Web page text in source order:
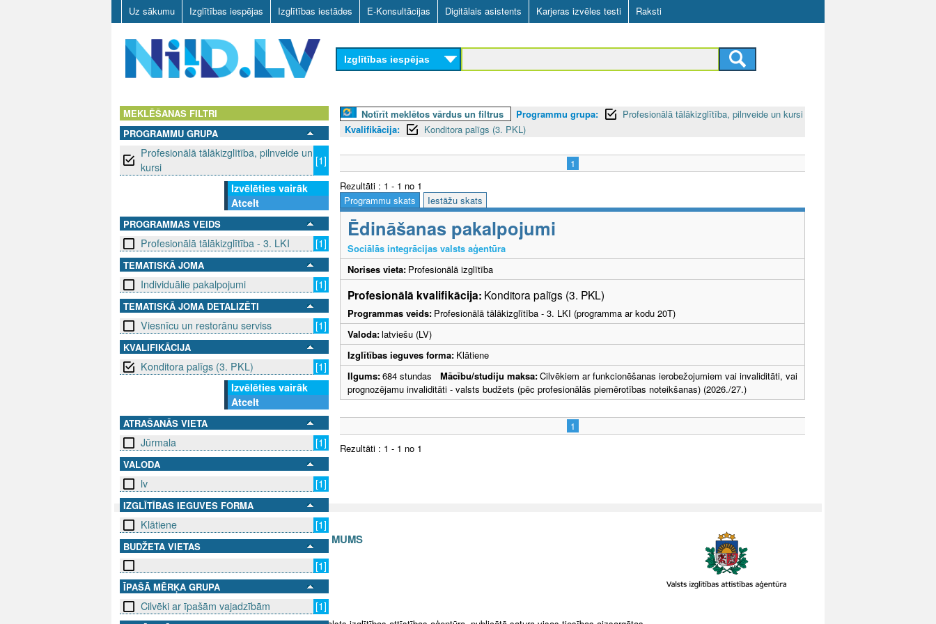
Skip
to
main
content
Uz sākumu Izglītības iespējas Izglītības iestādes E-Konsultācijas Digitālais asistents Karjeras izvēles testi Raksti
D
L
V
Izglītības iespējas
MEKLĒŠANAS FILTRI
PROGRAMMU GRUPA
Profesionālā tālākizglītība, pilnveide un
kursi
[1]
Izvēlēties vairāk
Atcelt
PROGRAMMAS VEIDS
Profesionālā tālākizglītība - 3. LKI [1]
TEMATISKĀ JOMA
Individuālie pakalpojumi [1]
TEMATISKĀ JOMA DETALIZĒTI
Viesnīcu un restorānu serviss [1]
KVALIFIKĀCIJA
Konditora palīgs (3. PKL)
[1]
Izvēlēties vairāk
Atcelt
ATRAŠANĀS VIETA
Jūrmala [1]
VALODA
lv [1]
IZGLĪTĪBAS IEGUVES FORMA
Klātiene [1]
BUDŽETA VIETAS
[1]
ĪPAŠĀ MĒRĶA GRUPA
Cilvēki ar īpašām vajadzībām [1]
Notīrīt meklētos vārdus un filtrus Programmu grupa:
Profesionālā tālākizglītība, pilnveide un kursi
Kvalifikācija:
Konditora palīgs (3. PKL)
1
Rezultāti : 1 - 1 no 1
Programmu skats
Iestāžu skats
Ēdināšanas pakalpojumi
Sociālās integrācijas valsts aģentūra
Norises vieta: Profesionālā izglītība
Profesionālā kvalifikācija: Konditora palīgs (3. PKL)
Programmas veids: Profesionālā tālākizglītība - 3. LKI (programma ar kodu 20T)
Valoda:latviešu (LV)
Izglītības ieguves forma: Klātiene
Ilgums:684 stundas Mācību/studiju maksa:Cilvēkiem ar funkcionēšanas ierobežojumiem vai invaliditāti, vai
prognozējamu invaliditāti - valsts budžets (pēc profesionālās piemērotības noteikšanas) (2026./27.)
1
Rezultāti : 1 - 1 no 1
SEKO MUMS SAZINIES AR MUMS